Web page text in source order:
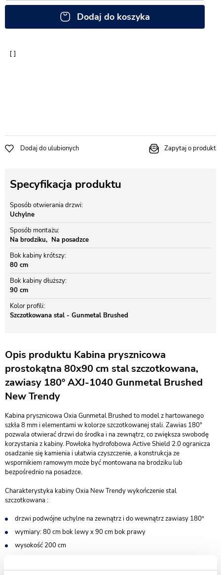
Dodaj do koszyka
Dodaj do ulubionych Zapytaj o produkt
Specyfikacja produktu
Sposób otwierania drzwi
Uchylne
Sposób montażu
Na brodziku
Na posadzce
Bok kabiny krótszy
80 cm
Bok kabiny dłuższy
90 cm
Kolor profili
Szczotkowana stal - Gunmetal Brushed
Opis produktu Kabina prysznicowa
prostokątna 80x90 cm stal szczotkowana,
zawiasy 180º AXJ-1040 Gunmetal Brushed
New Trendy
Kabina prysznicowa Oxia Gunmetal Brushed to model z hartowanego
szkła 8 mm i elementami w kolorze szczotkowanej stali. Zawias 180°
pozwala otwierać drzwi do środka i na zewnątrz, co zwiększa swobodę
korzystania z kabiny. Powłoka hydrofobowa Active Shield 2.0 ogranicza
osadzanie się kamienia i ułatwia czyszczenie, a konstrukcja ze
wspornikiem ramowym może być montowana na brodziku lub
bezpośrednio na posadzce.
Charakterystyka kabiny Oxia New Trendy wykończenie stal
szczotkowana :
drzwi podwójne uchylne na zewnątrz i do wewnątrz zawiasy 180º
wymiary: 80 cm bok lewy x 90 cm bok prawy
wysokość 200 cm
posadzce